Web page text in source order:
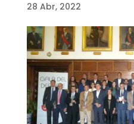
28 Abr, 2022